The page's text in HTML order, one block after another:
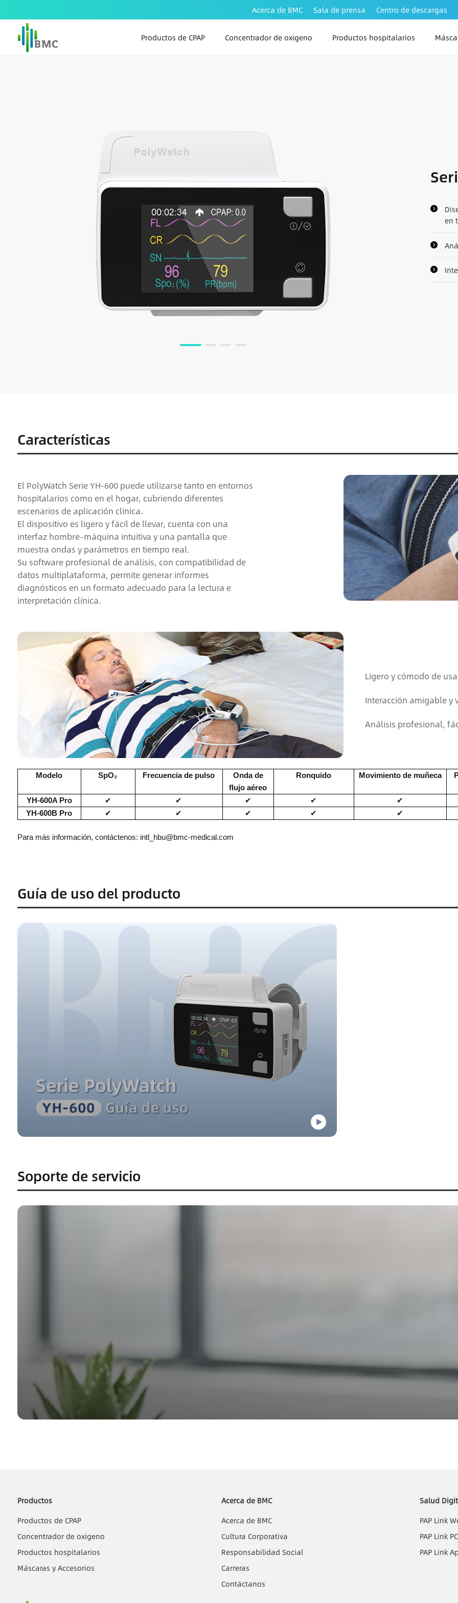
Acerca de BMC Sala de prensa Centro de descargas
Productos de CPAP Concentrador de oxigeno Productos hospitalarios
en
Características
El PolyWatch Serie YH-600 puede utilizarse tanto en entornos
hospitalarios como en el hogar, cubriendo diferentes
escenarios de aplicación clínica.
El dispositivo es ligero y fácil de llevar, cuenta con una
interfaz hombre–máquina intuitiva y una pantalla que
muestra ondas y parámetros en tiempo real.
Su software profesional de análisis, con compatibilidad de
datos multiplataforma, permite generar informes
diagnósticos en un formato adecuado para la lectura e
interpretación clínica.
Ligero y cómodo de
Interacción amigable y
Análisis profesional,
Modelo SpO₂ Frecuencia de pulso
Onda de
flujo aéreo
Ronquido Movimiento de muñeca
YH-600A Pro ✔ ✔ ✔ ✔
✔
YH-600B Pro
✔ ✔ ✔ ✔ ✔
Para más información, contáctenos: intl_hbu@bmc-medical.com
Guía de uso del producto
Soporte de servicio
Productos
Productos de CPAP
Concentrador de oxigeno
Productos hospitalarios
Máscaras y Accesorios
Acerca de BMC
Acerca de BMC
Cultura Corporativa
Responsabilidad Social
Carreras
Contáctanos
Salud
PAP Link
PAP Link PC
PAP Link